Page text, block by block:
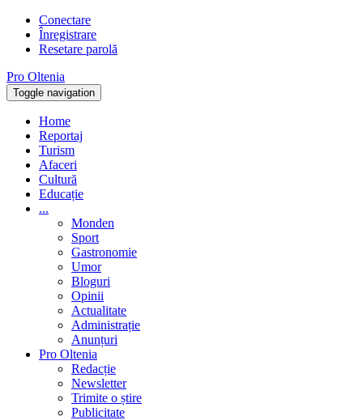
Conectare
Înregistrare
Resetare parolă
Pro Oltenia
Toggle navigation
Home
Reportaj
Turism
Afaceri
Cultură
Educație
...
Monden
Sport
Gastronomie
Umor
Bloguri
Opinii
Actualitate
Administrație
Anunțuri
Pro Oltenia
Redacție
Newsletter
Trimite o știre
Publicitate